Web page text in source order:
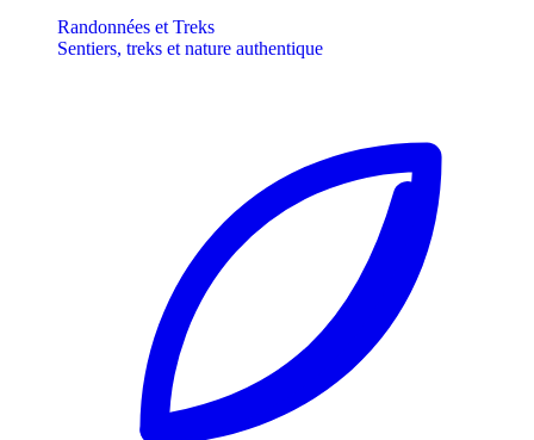
Randonnées et Treks
Sentiers, treks et nature authentique